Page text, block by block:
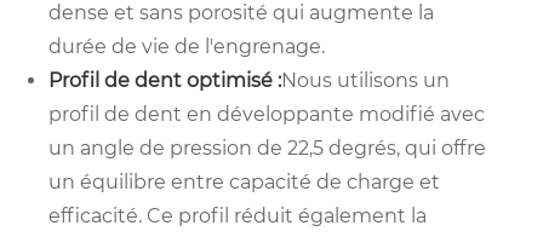
dense et sans porosité qui augmente la
durée de vie de l'engrenage.
Profil de dent optimisé :Nous utilisons un
profil de dent en développante modifié avec
un angle de pression de 22,5 degrés, qui offre
un équilibre entre capacité de charge et
efficacité. Ce profil réduit également la